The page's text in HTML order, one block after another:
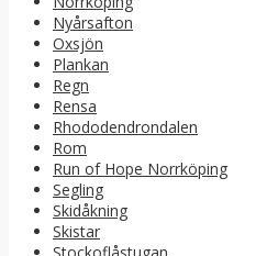
Nyårsafton
Oxsjön
Plankan
Regn
Rensa
Rhododendrondalen
Rom
Run of Hope Norrköping
Segling
Skidåkning
Skistar